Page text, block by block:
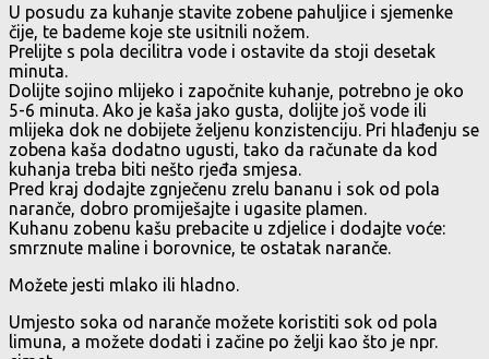
U posudu za kuhanje stavite zobene pahuljice i sjemenke
čije, te bademe koje ste usitnili nožem.
Prelijte s pola decilitra vode i ostavite da stoji desetak
minuta.
Dolijte sojino mlijeko i započnite kuhanje, potrebno je oko
5-6 minuta. Ako je kaša jako gusta, dolijte još vode ili
mlijeka dok ne dobijete željenu konzistenciju. Pri hlađenju se
zobena kaša dodatno ugusti, tako da računate da kod
kuhanja treba biti nešto rjeđa smjesa.
Pred kraj dodajte zgnječenu zrelu bananu i sok od pola
naranče, dobro promiješajte i ugasite plamen.
Kuhanu zobenu kašu prebacite u zdjelice i dodajte voće:
smrznute maline i borovnice, te ostatak naranče.
Možete jesti mlako ili hladno.
Umjesto soka od naranče možete koristiti sok od pola
limuna, a možete dodati i začine po želji kao što je npr.